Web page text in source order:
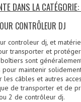
DANS LA
CONTRÔLEUR DJ
controleur dj, et
transporter et
sont
pour maintenir
câbles et autres
de transporter et de
2 de contrôleur dj.